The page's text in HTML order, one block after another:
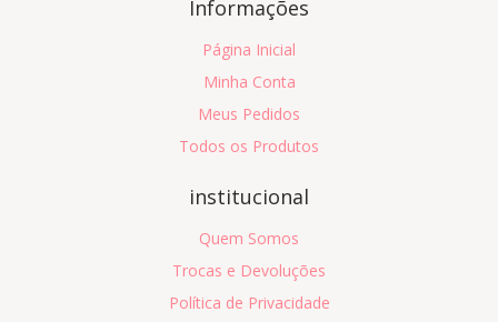
Informações
Página Inicial
Minha Conta
Meus Pedidos
Todos os Produtos
institucional
Quem Somos
Trocas e Devoluções
Política de Privacidade